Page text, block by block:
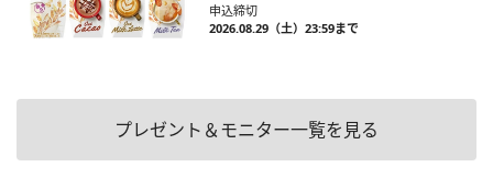
申込締切
2026.08.29（土）23:59まで
プレゼント＆モニター一覧を見る